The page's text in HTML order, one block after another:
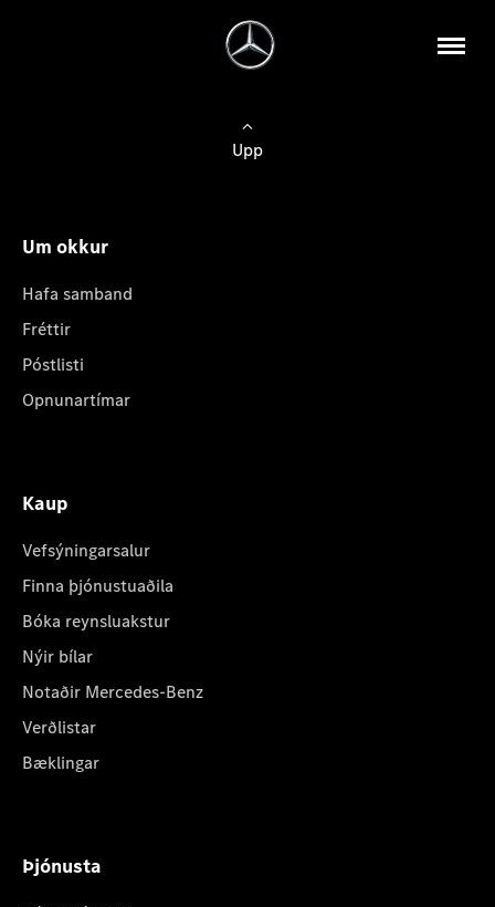
Upp
Um okkur
Hafa samband
Fréttir
Póstlisti
Opnunartímar
Kaup
Vefsýningarsalur
Finna þjónustuaðila
Bóka reynsluakstur
Nýir bílar
Notaðir Mercedes-Benz
Verðlistar
Bæklingar
Þjónusta